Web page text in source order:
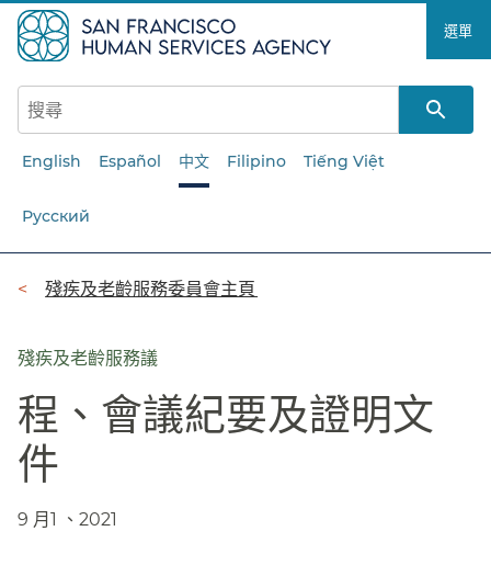
至
主
要
選單​​
English Español 中文 Filipino Tiếng Việt
Русский
導
列​​
殘疾及老齡服務委員會主頁​​
殘疾及老齡服務議
程、會議紀要及證明文
件​​
9 月1 、2021​​